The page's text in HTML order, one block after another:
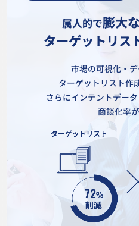
属人的で膨大
ターゲットリス
市場の可視化・
ターゲットリスト作
さらにインテントデー
商談化率